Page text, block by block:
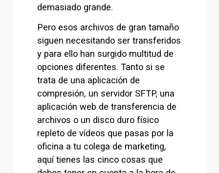
demasiado grande.
Pero esos archivos de gran tamaño
siguen necesitando ser transferidos
y para ello han surgido multitud de
opciones diferentes. Tanto si se
trata de una aplicación de
compresión, un servidor SFTP, una
aplicación web de transferencia de
archivos o un disco duro físico
repleto de vídeos que pasas por la
oficina a tu colega de marketing,
aquí tienes las cinco cosas que